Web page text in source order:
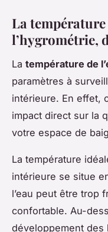
La température
l’hygrométrie,
La température de
paramètres à
intérieure. En effet,
impact direct sur la
votre espace de
La température
intérieure se situe
l’eau peut être trop
confortable. Au-
développement des